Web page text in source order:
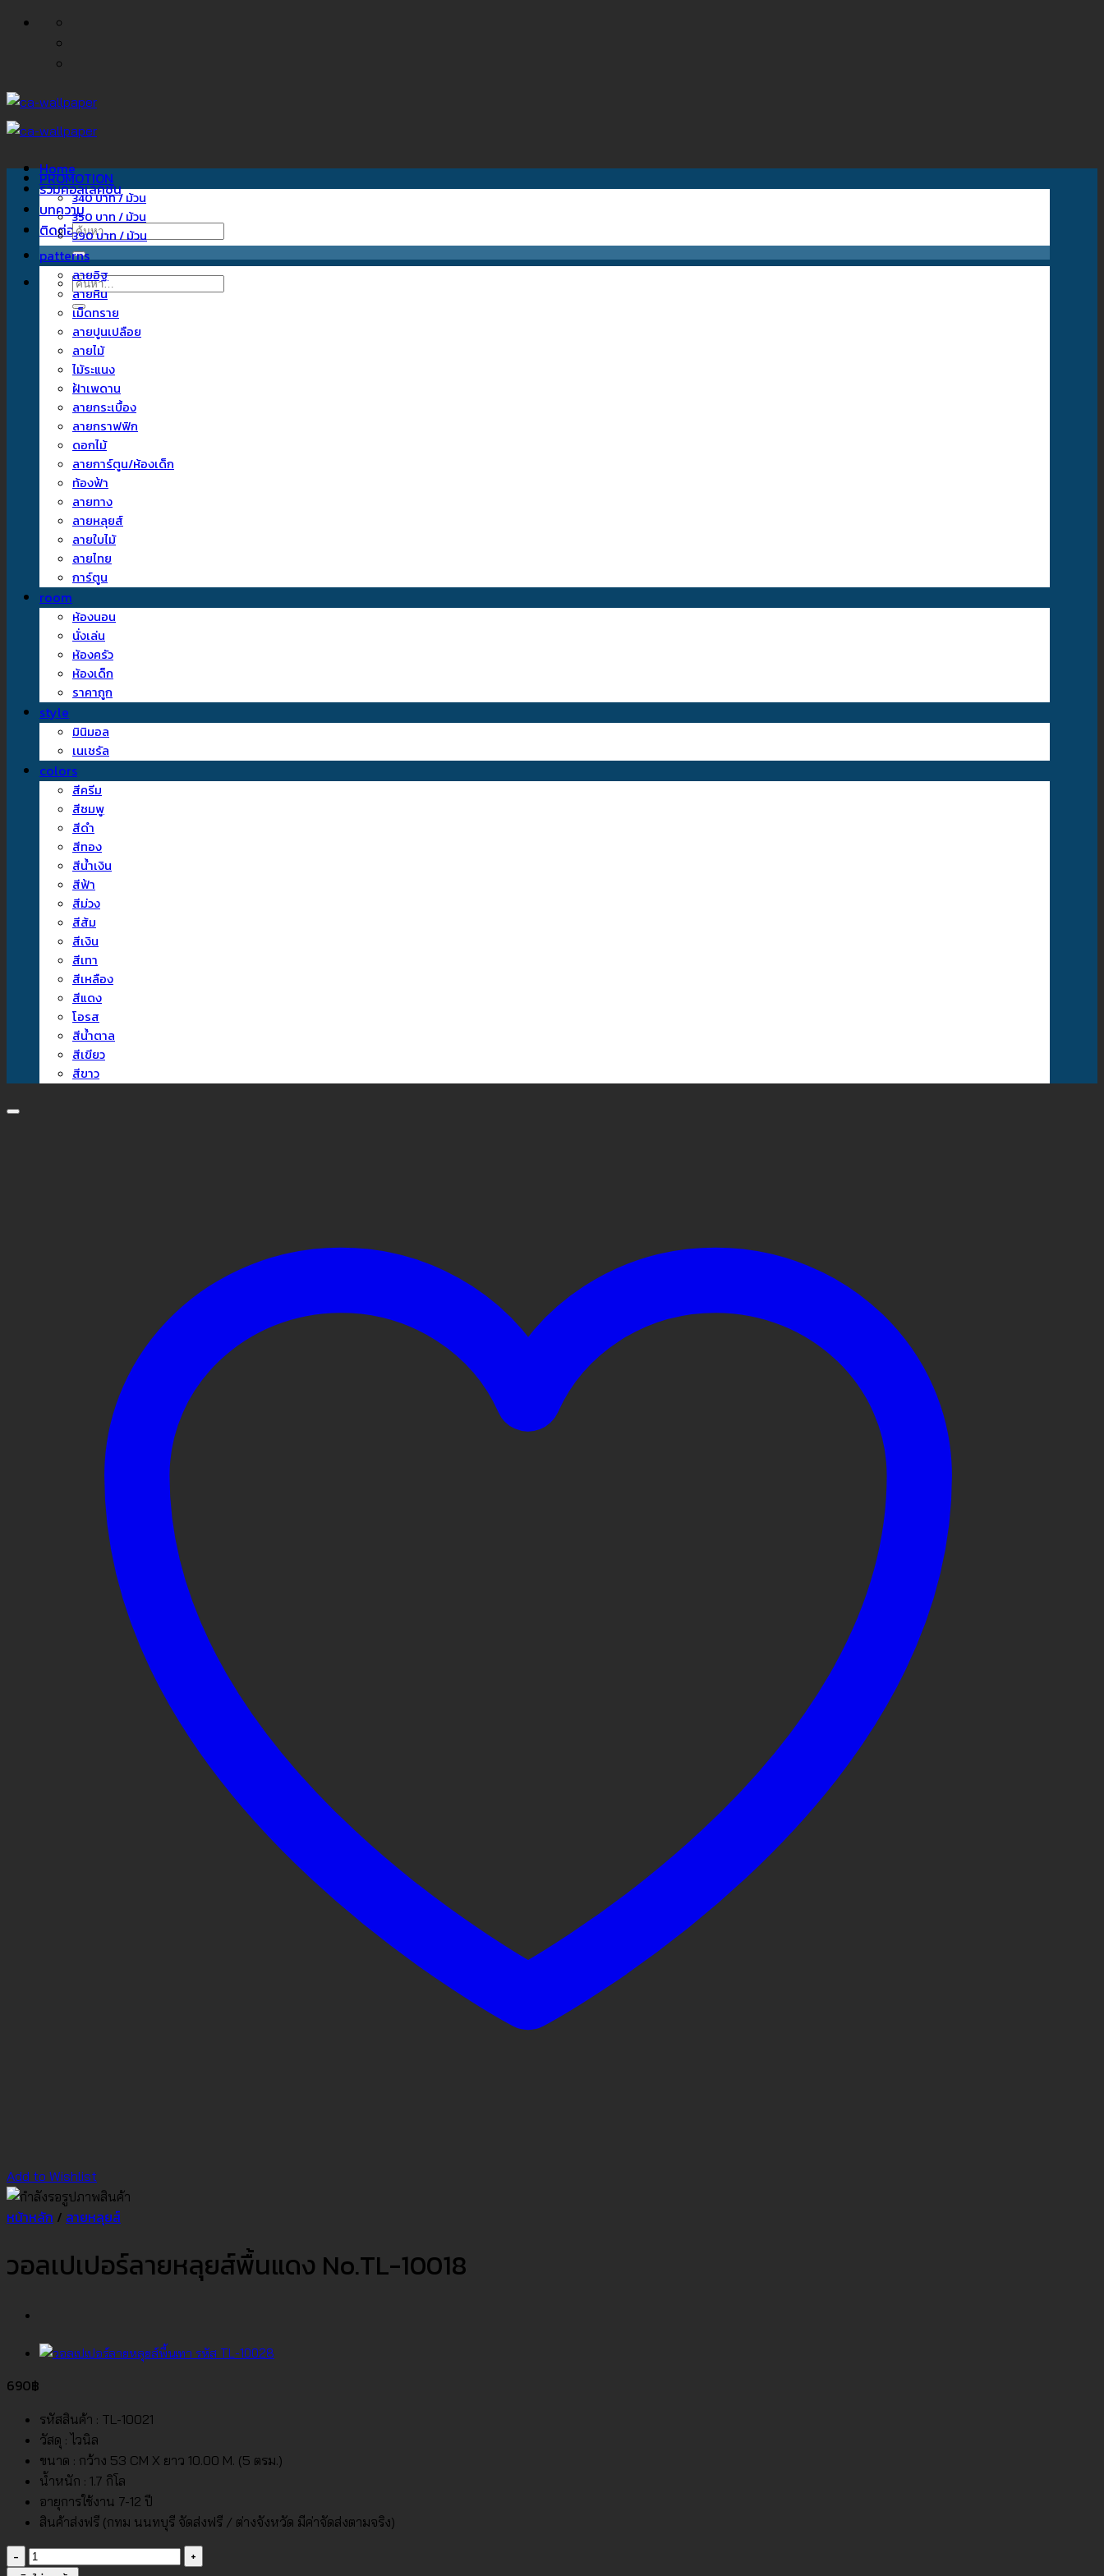
ข้าม
Home
รวมคอลเลคชั่น
บทความ
ติดต่อเรา
ค้นหา:
ค้นหา:
PROMOTION
340 บาท / ม้วน
350 บาท / ม้วน
390 บาท / ม้วน
patterns
ลายอิฐ
ลายหิน
เม็ดทราย
ลายปูนเปลือย
ลายไม้
ไม้ระแนง
ฝ้าเพดาน
ลายกระเบื้อง
ลายกราฟฟิก
ดอกไม้
ลายการ์ตูน/ห้องเด็ก
ท้องฟ้า
ลายทาง
ลายหลุยส์
ลายใบไม้
ลายไทย
การ์ตูน
room
ห้องนอน
นั่งเล่น
ห้องครัว
ห้องเด็ก
ราคาถูก
style
มินิมอล
เนเชรัล
colors
สีครีม
สีชมพู
สีดำ
สีทอง
สีน้ำเงิน
สีฟ้า
สีม่วง
สีส้ม
สีเงิน
สีเทา
สีเหลือง
สีแดง
โอรส
สีน้ำตาล
สีเขียว
สีขาว
Add to Wishlist
หน้าหลัก / ลายหลุยส์
วอลเปเปอร์ลายหลุยส์พื้นแดง No.TL-10018
690฿
รหัสสินค้า : TL-10021
วัสดุ : ไวนิล
ขนาด : กว้าง 53 CM X ยาว 10.00 M. (5 ตรม.)
น้ำหนัก : 1.7 กิโล
อายุการใช้งาน 7-12 ปี
สินค้าส่งฟรี (กทม นนทบุรี จัดส่งฟรี / ต่างจังหวัด มีค่าจัดส่งตามจริง)
จำนวน